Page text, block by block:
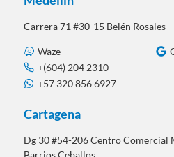
Carrera 71 #30-15 Belén Rosales
Waze
+(604) 204 2310
+57 320 856 6927
Cartagena
Dg 30 #54-206 Centro Comercial